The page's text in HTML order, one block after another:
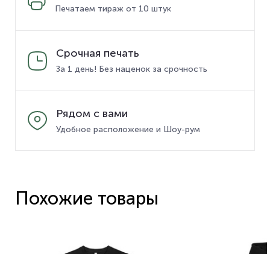
Печатаем тираж от 10 штук
Срочная печать
За 1 день! Без наценок за срочность
Рядом с вами
Удобное расположение и Шоу-рум
Похожие товары